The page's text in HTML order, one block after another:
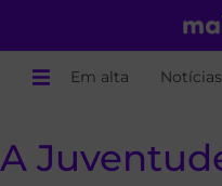
Em alta Notícias
A